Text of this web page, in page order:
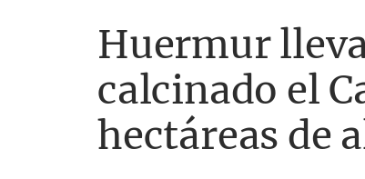
Huermur
calcinado el
hectáreas de